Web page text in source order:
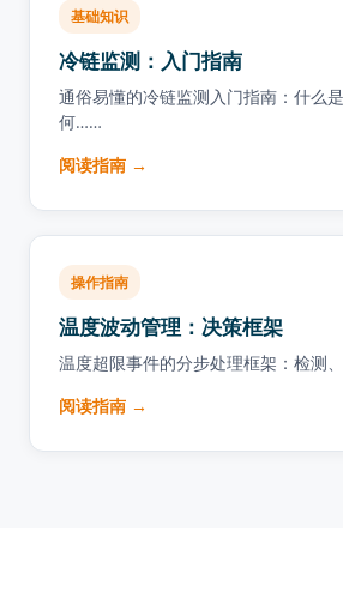
基础知识
冷链监测：入门指南
通俗易懂的冷链监测入门指南：什么
何……
阅读指南 →
操作指南
温度波动管理：决策框架
温度超限事件的分步处理框架：检测
阅读指南 →